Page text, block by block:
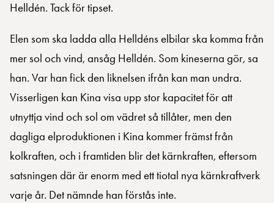
Helldén. Tack för tipset.
Elen som ska ladda alla Helldéns elbilar ska komma från
mer sol och vind, ansåg Helldén. Som kineserna gör, sa
han. Var han fick den liknelsen ifrån kan man undra.
Visserligen kan Kina visa upp stor kapacitet för att
utnyttja vind och sol om vädret så tillåter, men den
dagliga elproduktionen i Kina kommer främst från
kolkraften, och i framtiden blir det kärnkraften, eftersom
satsningen där är enorm med ett tiotal nya kärnkraftverk
varje år. Det nämnde han förstås inte.